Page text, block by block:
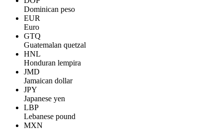
Dominican peso
EUR
Euro
GTQ
Guatemalan quetzal
HNL
Honduran lempira
JMD
Jamaican dollar
JPY
Japanese yen
LBP
Lebanese pound
MXN